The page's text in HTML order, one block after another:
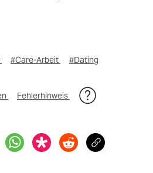
#Care-Arbeit #Dating
Fehlerhinweis